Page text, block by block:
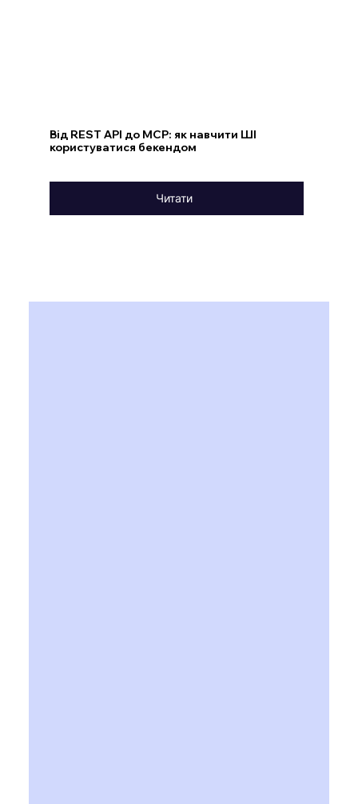
Від REST API до MCP: як навчити ШІ
користуватися бекендом
Читати